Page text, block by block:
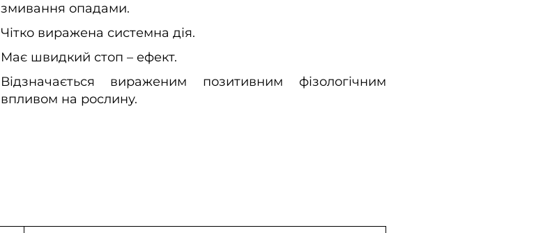
змивання опадами.
Чітко виражена системна дія.
Має швидкий стоп – ефект.
Відзначається вираженим позитивним фізологічним
впливом на рослину.